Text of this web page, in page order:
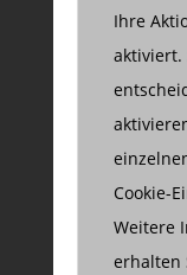
Ihre
aktiviert.
Cookie-
Weitere
erhalten